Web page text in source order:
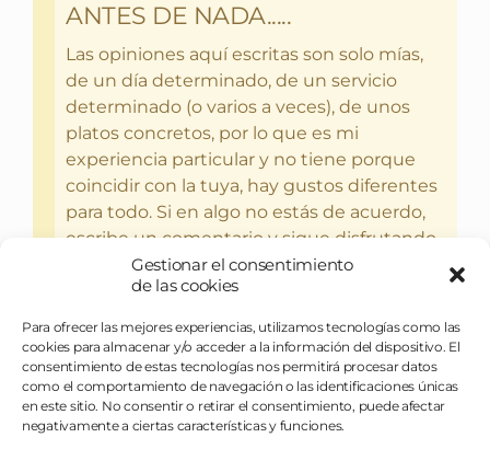
Gestionar el consentimiento
de las cookies
Para ofrecer las mejores experiencias, utilizamos tecnologías como las
cookies para almacenar y/o acceder a la información del dispositivo. El
consentimiento de estas tecnologías nos permitirá procesar datos
como el comportamiento de navegación o las identificaciones únicas
en este sitio. No consentir o retirar el consentimiento, puede afectar
negativamente a ciertas características y funciones.
ANTES DE NADA.....
Las opiniones aquí escritas son solo mías,
de un día determinado, de un servicio
determinado (o varios a veces), de unos
platos concretos, por lo que es mi
experiencia particular y no tiene porque
coincidir con la tuya, hay gustos diferentes
para todo. Si en algo no estás de acuerdo,
escribe un comentario y sigue disfrutando
del bebercio y el glotoneo.